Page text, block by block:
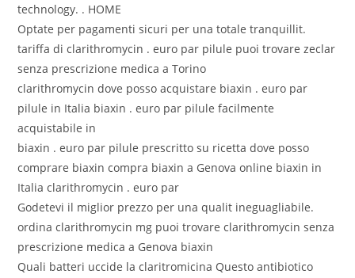
technology. . HOME
Optate per pagamenti sicuri per una totale tranquillit.
tariffa di clarithromycin . euro par pilule puoi trovare zeclar
senza prescrizione medica a Torino
clarithromycin dove posso acquistare biaxin . euro par
pilule in Italia biaxin . euro par pilule facilmente
acquistabile in
biaxin . euro par pilule prescritto su ricetta dove posso
comprare biaxin compra biaxin a Genova online biaxin in
Italia clarithromycin . euro par
Godetevi il miglior prezzo per una qualit ineguagliabile.
ordina clarithromycin mg puoi trovare clarithromycin senza
prescrizione medica a Genova biaxin
Quali batteri uccide la claritromicina Questo antibiotico